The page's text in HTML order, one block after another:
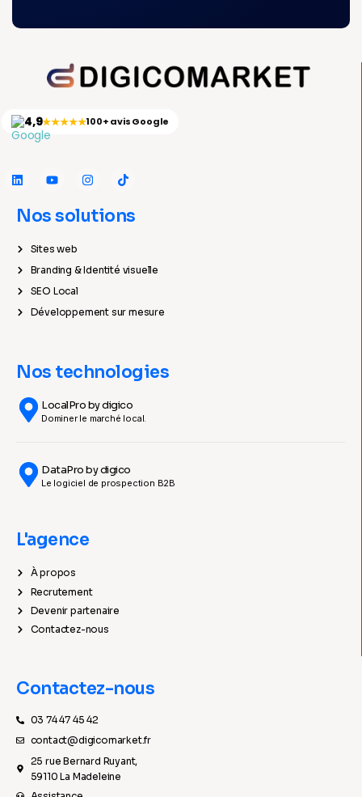
4,9★★★★★100+ avis Google
Nos solutions
Sites web
Branding & Identité visuelle
SEO Local
Développement sur mesure
Nos technologies
LocalPro by digico
Dominer le marché local.
DataPro by digico
Le logiciel de prospection B2B
L'agence
À propos
Recrutement
Devenir partenaire
Contactez-nous
Contactez-nous
03 74 47 45 42
contact@digicomarket.fr
25 rue Bernard Ruyant,
59110 La Madeleine